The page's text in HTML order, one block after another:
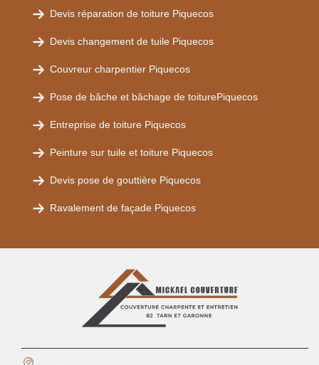
Devis réparation de toiture Piquecos
Devis changement de tuile Piquecos
Couvreur charpentier Piquecos
Pose de bâche et bâchage de toiturePiquecos
Entreprise de toiture Piquecos
Peinture sur tuile et toiture Piquecos
Devis pose de gouttière Piquecos
Ravalement de façade Piquecos